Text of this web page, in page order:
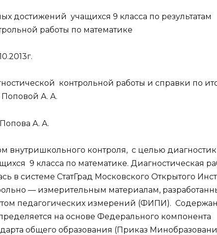
достижений учащихся 9 класса по результатам
работы по математике
контрольной работы и справки по
А. А.
А. А.
внутришкольного контроля, с целью
9 класса по математике. Диагностическая
в системе СтатГрад Московского Открытого
— измерительным материалам,
педагогических измерений (ФИПИ).
на основе Федерального компонента
общего образования (Приказ